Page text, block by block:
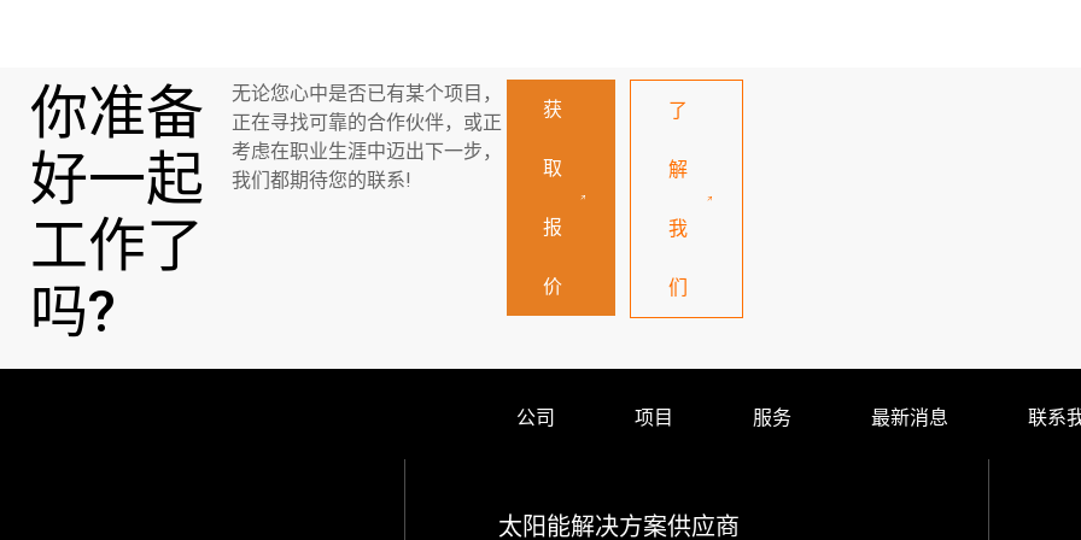
你准备
好一起
工作了
吗?
无论您心中是否已有某个项目，
正在寻找可靠的合作伙伴，或正
考虑在职业生涯中迈出下一步，
我们都期待您的联系!
获
取
报
价
了
解
我
们
公司 项目 服务 最新消息 联系
太阳能解决方案供应商